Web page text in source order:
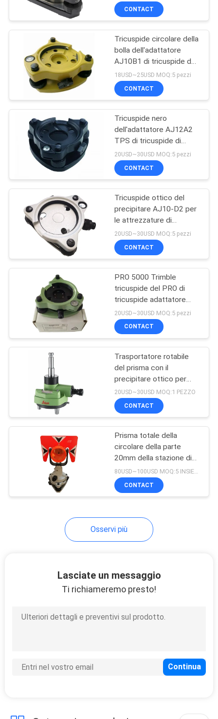
MAPPA
DEL
PRIVACY
POLICY
CONTACT
Tricuspide circolare della
bolla dell'adattatore
AJ10B1 di tricuspide del
teodolite senza
precipitare ottico
18USD~25USD MOQ:5 pezzi
CONTACT
Tricuspide nero
dell'adattatore AJ12A2
TPS di tricuspide di
indagine senza
precipitare ottico
20USD~30USD MOQ:5 pezzi
CONTACT
Tricuspide ottico del
precipitare AJ10-D2 per
le attrezzature di
indagine
20USD~30USD MOQ:5 pezzi
CONTACT
PRO 5000 Trimble
tricuspide del PRO di
tricuspide adattatore
con verde ottico del
precipitare GDF322
20USD~30USD MOQ:5 pezzi
CONTACT
Trasportatore rotabile
del prisma con il
precipitare ottico per
TPS GNSS
20USD~30USD MOQ:1 PEZZO
CONTACT
Prisma totale della
circolare della parte
20mm della stazione di
indagine ottica del
precipitare
80USD~100USD MOQ:5 INSIEMI
CONTACT
Osservi più
Lasciate un messaggio
Ti richiameremo presto!